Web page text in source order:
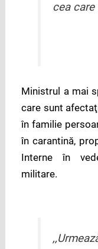
cea care
Ministrul a mai
care sunt
în familie
în carantină,
Interne în
militare.